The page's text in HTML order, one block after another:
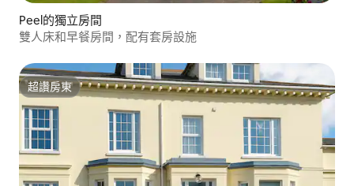
Peel的獨立房間
雙人床和早餐房間，配有套房設施
超讚房東
超讚房東